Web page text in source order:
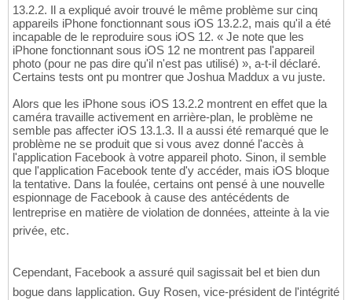
13.2.2. Il a expliqué avoir trouvé le même problème sur cinq
appareils iPhone fonctionnant sous iOS 13.2.2, mais qu'il a été
incapable de le reproduire sous iOS 12. « Je note que les
iPhone fonctionnant sous iOS 12 ne montrent pas l'appareil
photo (pour ne pas dire qu'il n'est pas utilisé) », a-t-il déclaré.
Certains tests ont pu montrer que Joshua Maddux a vu juste.
Alors que les iPhone sous iOS 13.2.2 montrent en effet que la
caméra travaille activement en arrière-plan, le problème ne
semble pas affecter iOS 13.1.3. Il a aussi été remarqué que le
problème ne se produit que si vous avez donné l'accès à
l'application Facebook à votre appareil photo. Sinon, il semble
que l'application Facebook tente d'y accéder, mais iOS bloque
la tentative. Dans la foulée, certains ont pensé à une nouvelle
espionnage de Facebook à cause des antécédents de
lentreprise en matière de violation de données, atteinte à la vie
privée, etc.
Cependant, Facebook a assuré quil sagissait bel et bien dun
bogue dans lapplication. Guy Rosen, vice-président de l'intégrité